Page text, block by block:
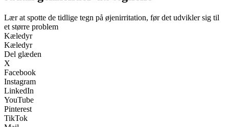
Lær at spotte de tidlige tegn på øjenirritation, før det udvikler sig til
et større problem
Kæledyr
Kæledyr
Del glæden
X
Facebook
Instagram
LinkedIn
YouTube
Pinterest
TikTok